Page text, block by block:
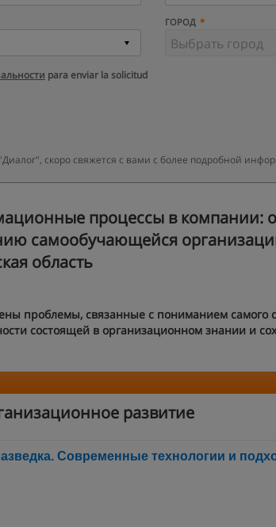
ГОРОД
para enviar la solicitud
скоро свяжется с вами с более подробной
процессы в компании:
самообучающейся
область
проблемы, связанные с пониманием самого
состоящей в организационном знании и
развитие
Современные технологии и